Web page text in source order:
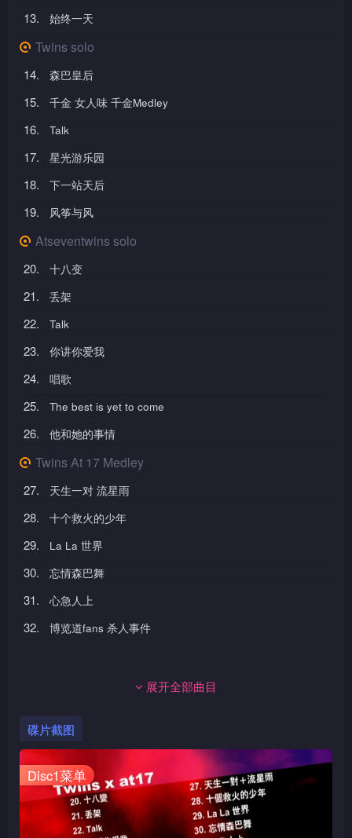
13. 始终一天
Twins solo
14. 森巴皇后
15. 千金 女人味 千金Medley
16. Talk
17. 星光游乐园
18. 下一站天后
19. 风筝与风
Atseventwins solo
20. 十八变
21. 丢架
22. Talk
23. 你讲你爱我
24. 唱歌
25. The best is yet to come
26. 他和她的事情
Twins At 17 Medley
27. 天生一对 流星雨
28. 十个救火的少年
29. La La 世界
30. 忘情森巴舞
31. 心急人上
32. 博览道fans 杀人事件
展开全部曲目
碟片截图
Disc1菜单